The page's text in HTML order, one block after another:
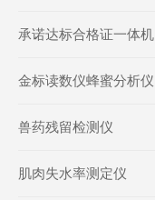
承诺达标合格证一体机
金标读数仪蜂蜜分析仪
兽药残留检测仪
肌肉失水率测定仪